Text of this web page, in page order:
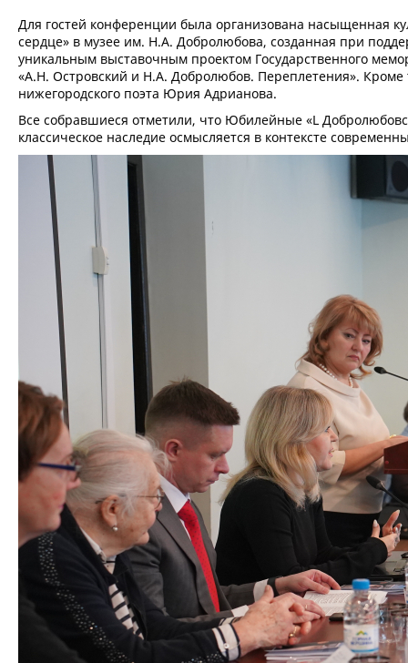
Для гостей конференции была организована насыщенная
сердце» в музее им. Н.А. Добролюбова, созданная при
уникальным выставочным проектом Государственного
«А.Н. Островский и Н.А. Добролюбов. Переплетения».
нижегородского поэта Юрия Адрианова.
Все собравшиеся отметили, что Юбилейные «L
классическое наследие осмысляется в контексте